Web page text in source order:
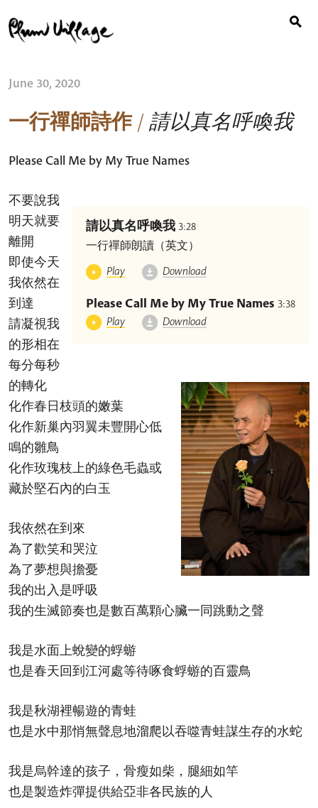
to
content
for:
June 30, 2020
一行禪師詩作 / 請以真名呼喚我
Please Call Me by My True Names
請以真名呼喚我 3:28
一行禪師朗讀（英文）
Play
Download
Please Call Me by My True Names 3:38
Play Download
不要說我
明天就要
離開
即使今天
我依然在
到達
請凝視我
的形相在
每分每秒
的轉化
化作春日枝頭的嫩葉
化作新巢內羽翼未豐開心低
鳴的雛鳥
化作玫瑰枝上的綠色毛蟲或
藏於堅石內的白玉
我依然在到來
為了歡笑和哭泣
為了夢想與擔憂
我的出入是呼吸
我的生滅節奏也是數百萬顆心臟一同跳動之聲
我是水面上蛻變的蜉蝣
也是春天回到江河處等待啄食蜉蝣的百靈鳥
我是秋湖裡暢遊的青蛙
也是水中那悄無聲息地溜爬以吞噬青蛙謀生存的水蛇
我是烏幹達的孩子，骨瘦如柴，腿細如竿
也是製造炸彈提供給亞非各民族的人